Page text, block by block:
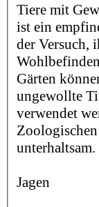
Tiere mit
ist ein
der Versuch,
Gärten
ungewollte
verwendet
unterhaltsam.
Jagen